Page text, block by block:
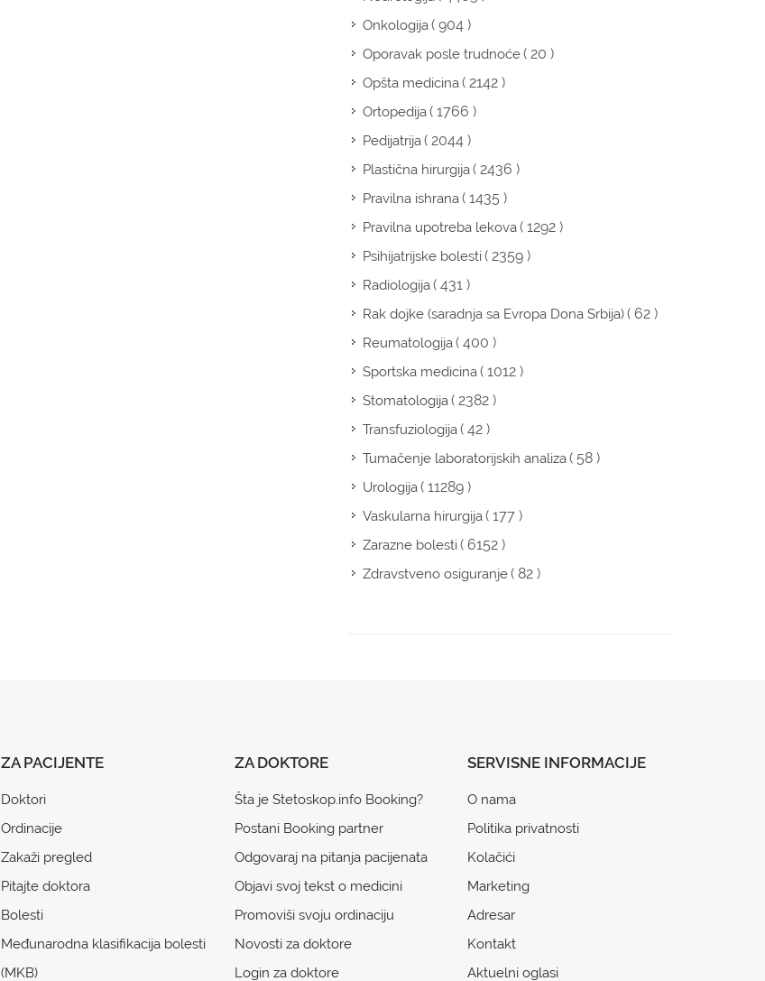
Onkologija( 904 )
Oporavak posle trudnoće( 20 )
Opšta medicina( 2142 )
Ortopedija( 1766 )
Pedijatrija( 2044 )
Plastična hirurgija( 2436 )
Pravilna ishrana( 1435 )
Pravilna upotreba lekova( 1292 )
Psihijatrijske bolesti( 2359 )
Radiologija( 431 )
Rak dojke (saradnja sa Evropa Dona Srbija)( 62 )
Reumatologija( 400 )
Sportska medicina( 1012 )
Stomatologija( 2382 )
Transfuziologija( 42 )
Tumačenje laboratorijskih analiza( 58 )
Urologija( 11289 )
Vaskularna hirurgija( 177 )
Zarazne bolesti( 6152 )
Zdravstveno osiguranje( 82 )
ZA PACIJENTE
Doktori
Ordinacije
Zakaži pregled
Pitajte doktora
Bolesti
Međunarodna klasifikacija bolesti
(MKB)
ZA DOKTORE
Šta je Stetoskop.info Booking?
Postani Booking partner
Odgovaraj na pitanja pacijenata
Objavi svoj tekst o medicini
Promoviši svoju ordinaciju
Novosti za doktore
Login za doktore
SERVISNE INFORMACIJE
O nama
Politika privatnosti
Kolačići
Marketing
Adresar
Kontakt
Aktuelni oglasi